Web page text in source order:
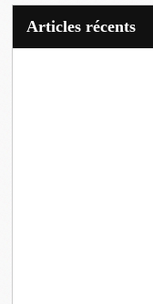
articles récents